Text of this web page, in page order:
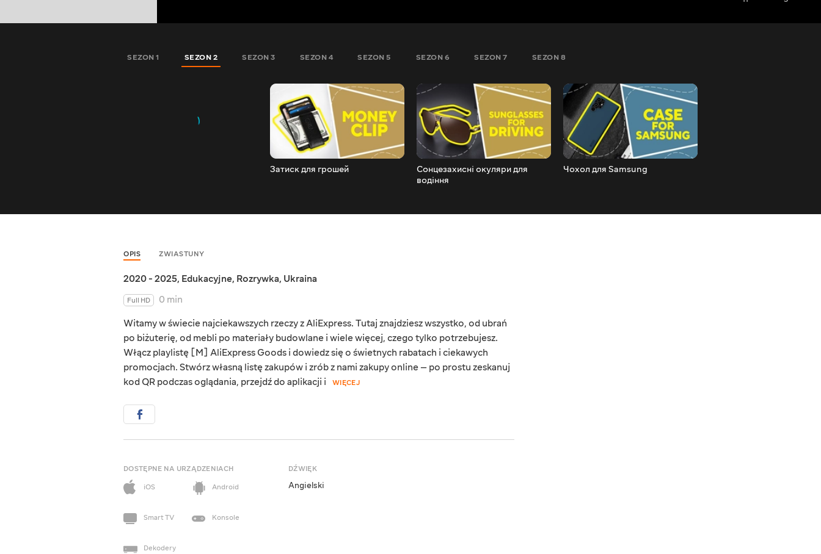
SEZON 1 SEZON 2 SEZON 3 SEZON 4 SEZON 5 SEZON 6 SEZON 7 SEZON 8
Затиск для грошей
Сонцезахисні окуляри для
водіння
Чохол для Samsung
OPIS ZWIASTUNY
2020 - 2025, Edukacyjne, Rozrywka, Ukraina
Full HD
0 min
Witamy w świecie najciekawszych rzeczy z AliExpress. Tutaj znajdziesz wszystko, od ubrań
po biżuterię, od mebli po materiały budowlane i wiele więcej, czego tylko potrzebujesz.
Włącz playlistę [M] AliExpress Goods i dowiedz się o świetnych rabatach i ciekawych
promocjach. Stwórz własną listę zakupów i zrób z nami zakupy online — po prostu zeskanuj
kod QR podczas oglądania, przejdź do aplikacji i
WIĘCEJ
DOSTĘPNE NA URZĄDZENIACH
iOS
Android
Smart TV Konsole
Dekodery
DŹWIĘK
Angielski